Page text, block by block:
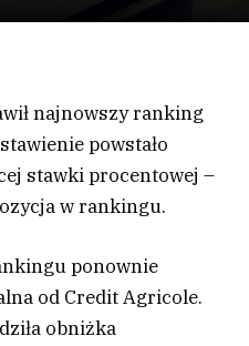
najnowszy ranking
powstało
stawki procentowej –
w rankingu.
ponownie
od Credit Agricole.
obniżka